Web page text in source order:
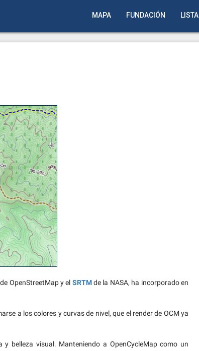
MAPA FUNDACIÓN LISTA
OpenStreetMap y el SRTMde la NASA, ha incorporado en
a los colores y curvas de nivel, que el render de OCM ya
belleza visual. Manteniendo a OpenCycleMap como un